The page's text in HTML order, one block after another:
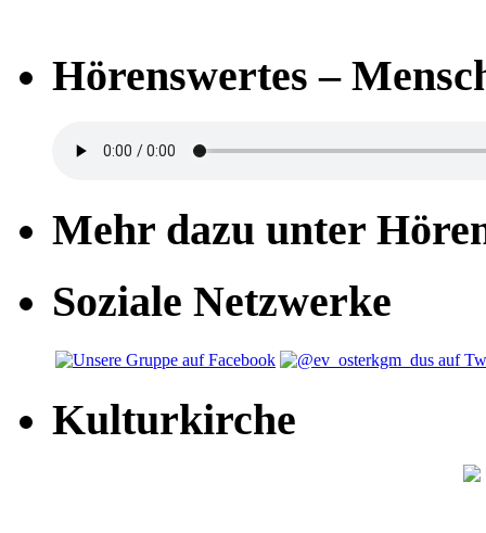
Hörenswertes –
Mehr dazu unter
Soziale Netzwerke
Kulturkirche